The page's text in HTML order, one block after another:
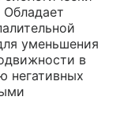
уменьшения
в
негативных